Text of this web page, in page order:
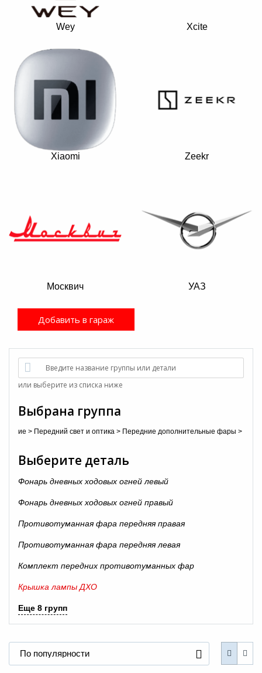
Wey Xcite
Xiaomi Zeekr
Москвич УАЗ
Добавить в гараж
Введите название группы или детали
или выберите из списка ниже
Выбрана группа
> Передний свет и оптика > Передние дополнительные фары >
Выберите деталь
Фонарь дневных ходовых огней левый
Фонарь дневных ходовых огней правый
Противотуманная фара передняя правая
Противотуманная фара передняя левая
Комплект передних противотуманных фар
Крышка лампы ДХО
Еще 8 групп
По популярности